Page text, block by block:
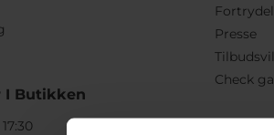
I Butikken
Presse
Check